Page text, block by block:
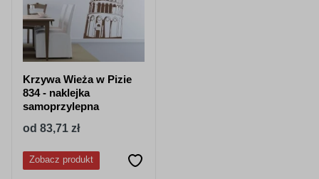
Krzywa Wieża w Pizie
834 - naklejka
samoprzylepna
od 83,71 zł
Zobacz produkt